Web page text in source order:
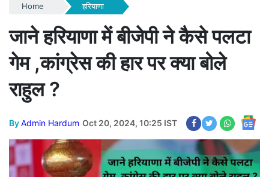
Home हरियाणा
जाने हरियाणा में बीजेपी ने कैसे पलटा
गेम ,कांग्रेस की हार पर क्या बोले
राहुल ?
ByAdmin Hardum Oct 20, 2024, 10:25 IST